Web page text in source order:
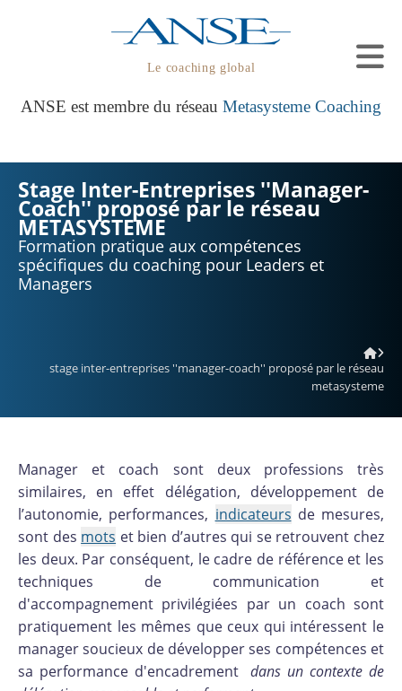
Le coaching global
ANSE est membre du réseau Metasysteme Coaching
Stage Inter-Entreprises ''Manager-
Coach'' proposé par le réseau
METASYSTEME
Formation pratique aux compétences
spécifiques du coaching pour Leaders et
Managers
stage inter-entreprises ''manager-coach'' proposé par le réseau
metasysteme
Manager et coach sont deux professions très
similaires, en effet délégation, développement de
l’autonomie, performances, indicateurs de mesures,
sont des mots et bien d’autres qui se retrouvent chez
les deux. Par conséquent, le cadre de référence et les
techniques de communication et
d'accompagnement privilégiées par un coach sont
pratiquement les mêmes que ceux qui intéressent le
manager soucieux de développer ses compétences et
sa performance d'encadrementdans un contexte de